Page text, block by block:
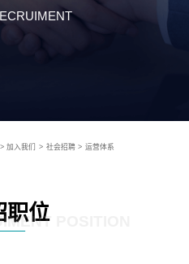
> 加入我们 > 社会招聘 > 运营体系
职位POSITION